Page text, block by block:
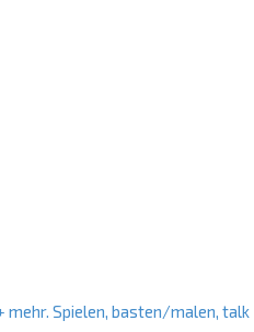
mehr. Spielen, basten/malen, talk